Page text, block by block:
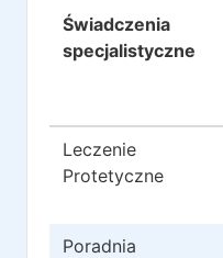
Świadczenia
specjalistyczne
Leczenie
Protetyczne
Poradnia